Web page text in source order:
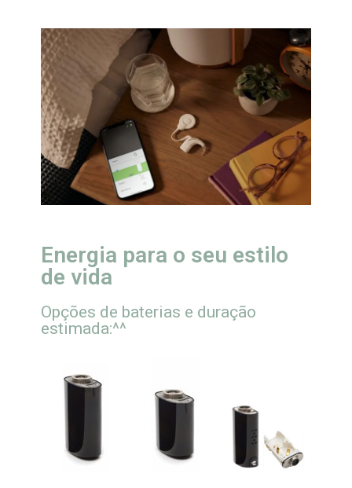
Energia para o seu estilo
de vida
Opções de baterias e duração
estimada:^^